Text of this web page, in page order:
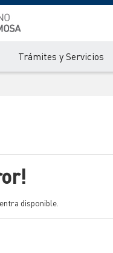
Trámites y Servicios
disponible.